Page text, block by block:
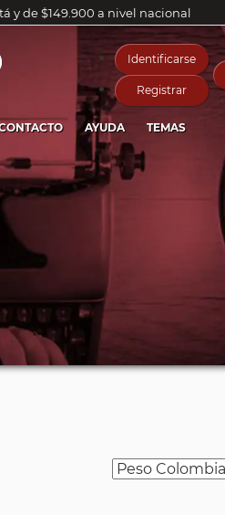
y de $149.900 a nivel nacional
Identificarse
Registrar
AYUDA TEMAS